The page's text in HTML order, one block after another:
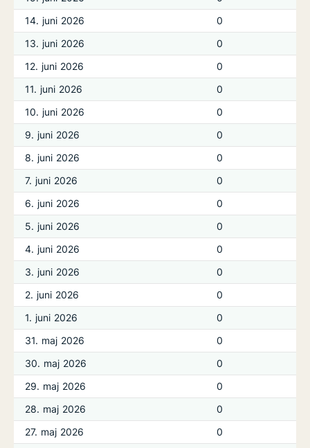
14. juni 2026
0
13. juni 2026
0
12. juni 2026
0
11. juni 2026
0
10. juni 2026
0
9. juni 2026
0
8. juni 2026
0
7. juni 2026
0
6. juni 2026
0
5. juni 2026
0
4. juni 2026
0
3. juni 2026
0
2. juni 2026
0
1. juni 2026
0
31. maj 2026
0
30. maj 2026
0
29. maj 2026
0
28. maj 2026
0
27. maj 2026
0